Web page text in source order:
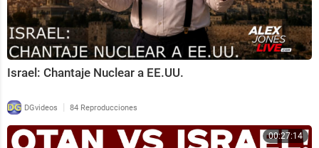
Israel: Chantaje Nuclear a EE.UU.
DGvideos | 84 Reproducciones
00:27:14